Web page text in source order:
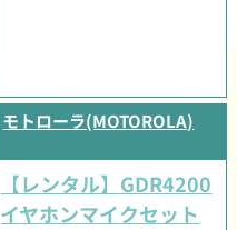
モトローラ(MOTOROLA)
【レンタル】GDR4200
イヤホンマイクセット